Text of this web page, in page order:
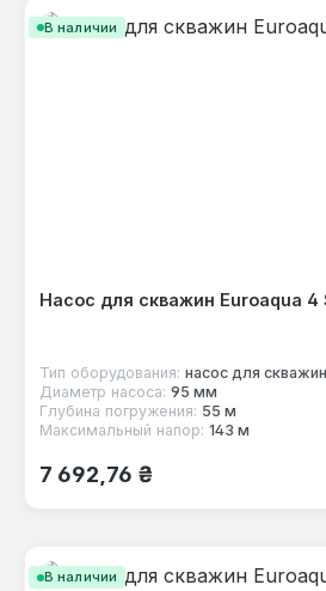
В наличии
Насос для скважин Euroaqua 4
Тип оборудования: насос для
Диаметр насоса: 95 мм
Глубина погружения: 55 м
Максимальный напор: 143 м
Обычная цена:
7 692,76 ₴
В наличии